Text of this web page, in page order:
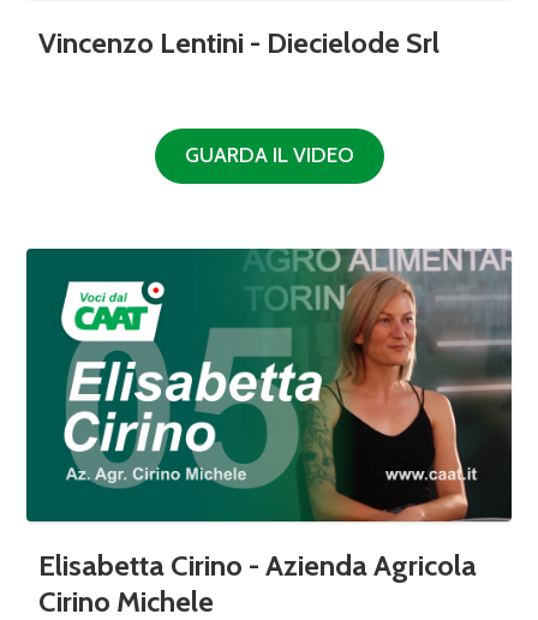
Vincenzo Lentini - Diecielode Srl
GUARDA IL VIDEO
Elisabetta Cirino - Azienda Agricola
Cirino Michele